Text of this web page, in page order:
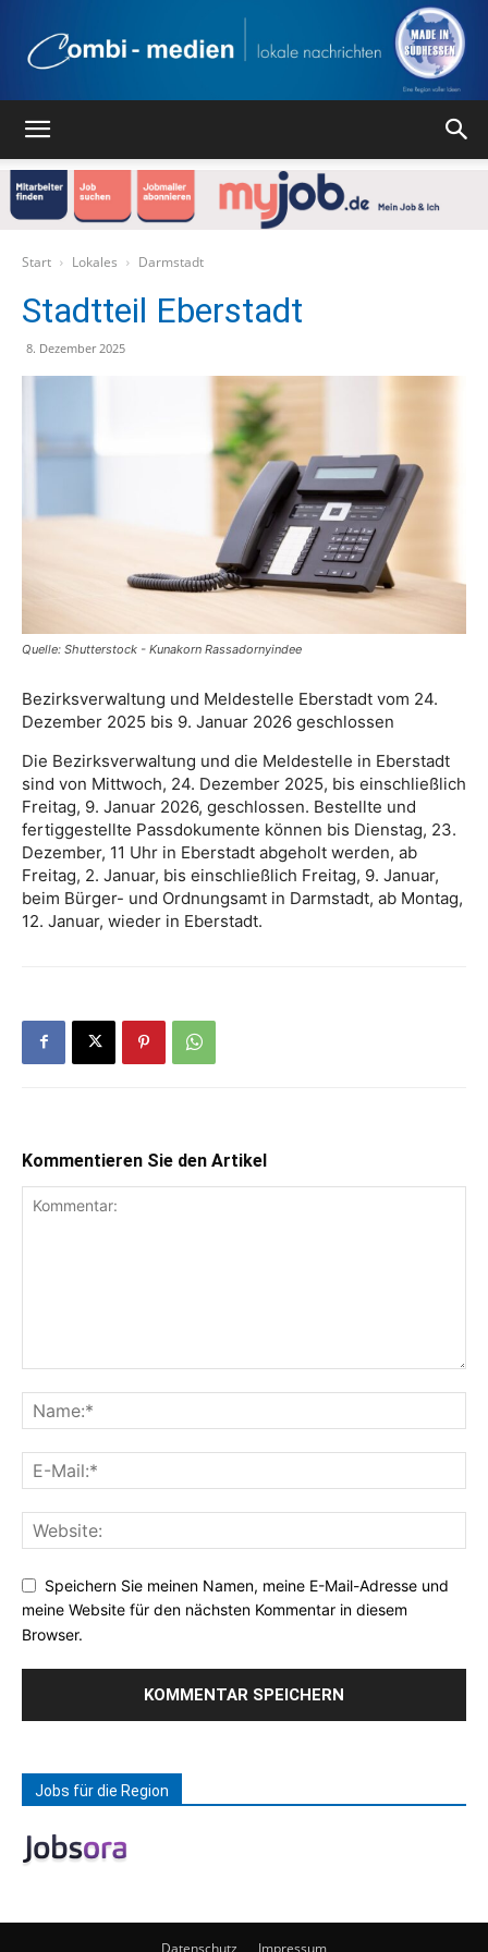
Start Lokales Darmstadt
Stadtteil Eberstadt
8. Dezember 2025
Quelle: Shutterstock - Kunakorn Rassadornyindee
Bezirksverwaltung und Meldestelle Eberstadt vom 24.
Dezember 2025 bis 9. Januar 2026 geschlossen
Die Bezirksverwaltung und die Meldestelle in Eberstadt
sind von Mittwoch, 24. Dezember 2025, bis einschließlich
Freitag, 9. Januar 2026, geschlossen. Bestellte und
fertiggestellte Passdokumente können bis Dienstag, 23.
Dezember, 11 Uhr in Eberstadt abgeholt werden, ab
Freitag, 2. Januar, bis einschließlich Freitag, 9. Januar,
beim Bürger- und Ordnungsamt in Darmstadt, ab Montag,
12. Januar, wieder in Eberstadt.
Kommentieren Sie den Artikel
Speichern Sie meinen Namen, meine E-Mail-Adresse und
meine Website für den nächsten Kommentar in diesem
Browser.
Jobs für die Region
Datenschutz Impressum